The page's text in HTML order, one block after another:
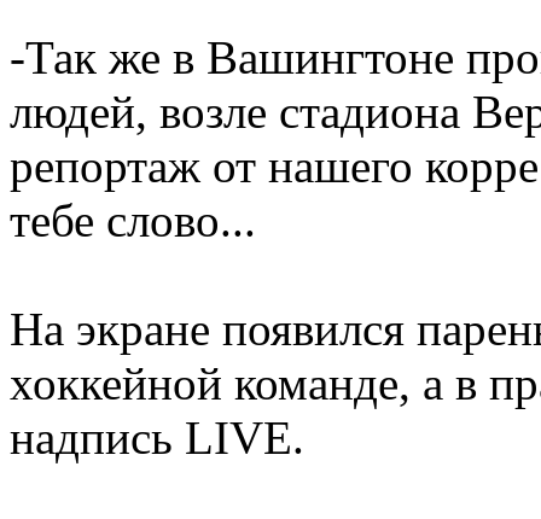
-Так же в Вашингтоне
людей, возле стадиона
репортаж от нашего
тебе слово...
На экране появился
хоккейной команде, а в
надпись LIVE.